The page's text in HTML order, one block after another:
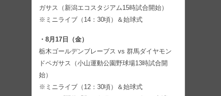
ガサス（新潟エコスタジアム15時試合開始）
※ミニライブ（14：30頃）＆始球式
・8月17日（金）
栃木ゴールデンブレーブス vs 群馬ダイヤモン
ドペガサス（小山運動公園野球場13時試合開
始）
※ミニライブ（12：30頃）＆始球式